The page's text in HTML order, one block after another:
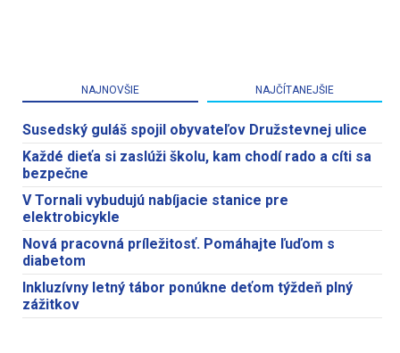
NAJNOVŠIE NAJČÍTANEJŠIE
Susedský guláš spojil obyvateľov Družstevnej ulice
Každé dieťa si zaslúži školu, kam chodí rado a cíti sa
bezpečne
V Tornali vybudujú nabíjacie stanice pre
elektrobicykle
Nová pracovná príležitosť. Pomáhajte ľuďom s
diabetom
Inkluzívny letný tábor ponúkne deťom týždeň plný
zážitkov